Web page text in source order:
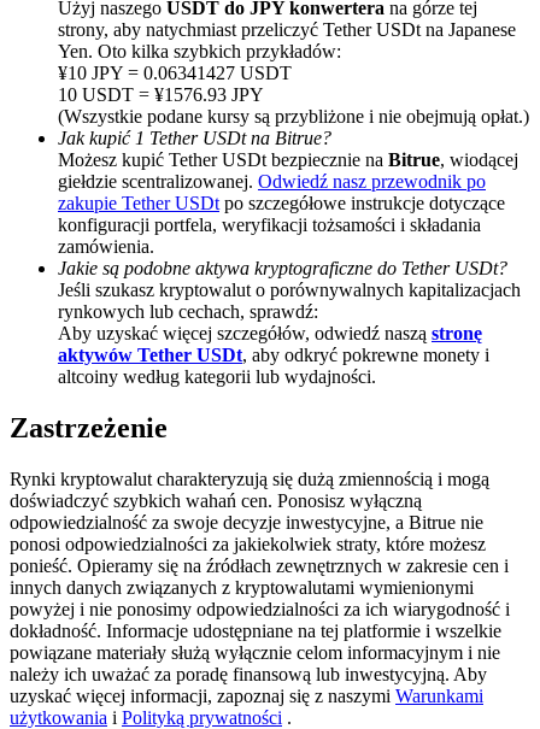
Polecaj
Zaproś przyjaciela, aby otrzymać nagrody pieniężne
BTC Welcome Rewards
BTC Welcome Rewards
Deposit CASHCAT & Win
Share 500000 CASHCAT prize pool
Exclusive for BitMart Users
Użyj naszego USDT do JPY konwertera na górze tej
strony, aby natychmiast przeliczyć Tether USDt na Japanese
Yen. Oto kilka szybkich przykładów:
¥10 JPY = 0.06341427 USDT
10 USDT = ¥1576.93 JPY
(Wszystkie podane kursy są przybliżone i nie obejmują opłat.)
Jak kupić 1 Tether USDt na Bitrue?
Możesz kupić Tether USDt bezpiecznie na Bitrue, wiodącej
giełdzie scentralizowanej. Odwiedź nasz przewodnik po
zakupie Tether USDt po szczegółowe instrukcje dotyczące
konfiguracji portfela, weryfikacji tożsamości i składania
zamówienia.
Jakie są podobne aktywa kryptograficzne do Tether USDt?
Jeśli szukasz kryptowalut o porównywalnych kapitalizacjach
rynkowych lub cechach, sprawdź:
Aby uzyskać więcej szczegółów, odwiedź naszą stronę
aktywów Tether USDt, aby odkryć pokrewne monety i
altcoiny według kategorii lub wydajności.
Zastrzeżenie
Rynki kryptowalut charakteryzują się dużą zmiennością i mogą
doświadczyć szybkich wahań cen. Ponosisz wyłączną
odpowiedzialność za swoje decyzje inwestycyjne, a Bitrue nie
ponosi odpowiedzialności za jakiekolwiek straty, które możesz
ponieść. Opieramy się na źródłach zewnętrznych w zakresie cen i
innych danych związanych z kryptowalutami wymienionymi
powyżej i nie ponosimy odpowiedzialności za ich wiarygodność i
dokładność. Informacje udostępniane na tej platformie i wszelkie
powiązane materiały służą wyłącznie celom informacyjnym i nie
należy ich uważać za poradę finansową lub inwestycyjną. Aby
uzyskać więcej informacji, zapoznaj się z naszymi Warunkami
użytkowania i Polityką prywatności .